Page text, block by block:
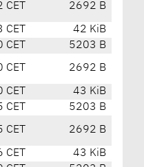
2692 B
42 KiB
5203 B
2692 B
43 KiB
5203 B
2692 B
43 KiB